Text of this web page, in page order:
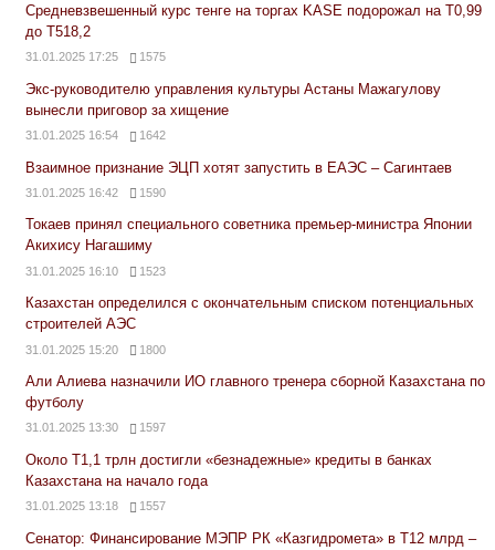
Средневзвешенный курс тенге на торгах KASE подорожал на Т0,99
до Т518,2
31.01.2025 17:25 1575
Экс-руководителю управления культуры Астаны Мажагулову
вынесли приговор за хищение
31.01.2025 16:54 1642
Взаимное признание ЭЦП хотят запустить в ЕАЭС – Сагинтаев
31.01.2025 16:42 1590
Токаев принял специального советника премьер-министра Японии
Акихису Нагашиму
31.01.2025 16:10 1523
Казахстан определился с окончательным списком потенциальных
строителей АЭС
31.01.2025 15:20 1800
Али Алиева назначили ИО главного тренера сборной Казахстана по
футболу
31.01.2025 13:30 1597
Около Т1,1 трлн достигли «безнадежные» кредиты в банках
Казахстана на начало года
31.01.2025 13:18 1557
Сенатор: Финансирование МЭПР РК «Казгидромета» в Т12 млрд –